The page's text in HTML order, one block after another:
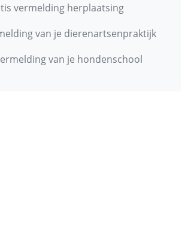
vermelding herplaatsing
van je dierenartsenpraktijk
van je hondenschool